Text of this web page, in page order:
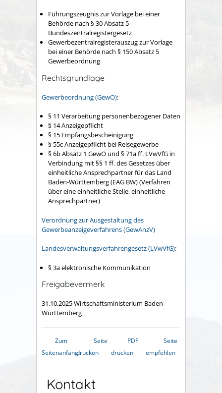
Führungszeugnis zur Vorlage bei einer
Behörde nach § 30 Absatz 5
Bundeszentralregistergesetz
Gewerbezentralregisterauszug zur Vorlage
bei einer Behörde nach § 150 Absatz 5
Gewerbeordnung
Rechtsgrundlage
Gewerbeordnung (GewO):
§ 11 Verarbeitung personenbezogener Daten
§ 14 Anzeigepflicht
§ 15 Empfangsbescheinigung
§ 55c Anzeigepflicht bei Reisegewerbe
§ 6b Absatz 1 GewO und § 71a ff. LVwVfG in
Verbindung mit§§ 1 ff. des Gesetzes über
einheitliche Ansprechpartner für das Land
Baden-Württemberg (EAG BW) (Verfahren
über eine einheitliche Stelle, einheitliche
Ansprechpartner)
Verordnung zur Ausgestaltung des
Gewerbeanzeigeverfahrens (GewAnzV)
Landesverwaltungsverfahrengesetz (LVwVfG):
§ 3a elektronische Kommunikation
Freigabevermerk
31.10.2025 Wirtschaftsministerium Baden-
Württemberg
Zum
Seitenanfang
Seite
drucken
PDF
drucken
Seite
empfehlen
Kontakt